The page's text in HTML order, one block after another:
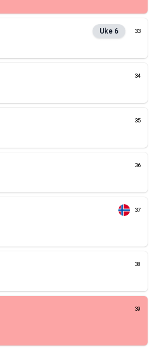
Uke 6 33
34
35
36
37
38
39